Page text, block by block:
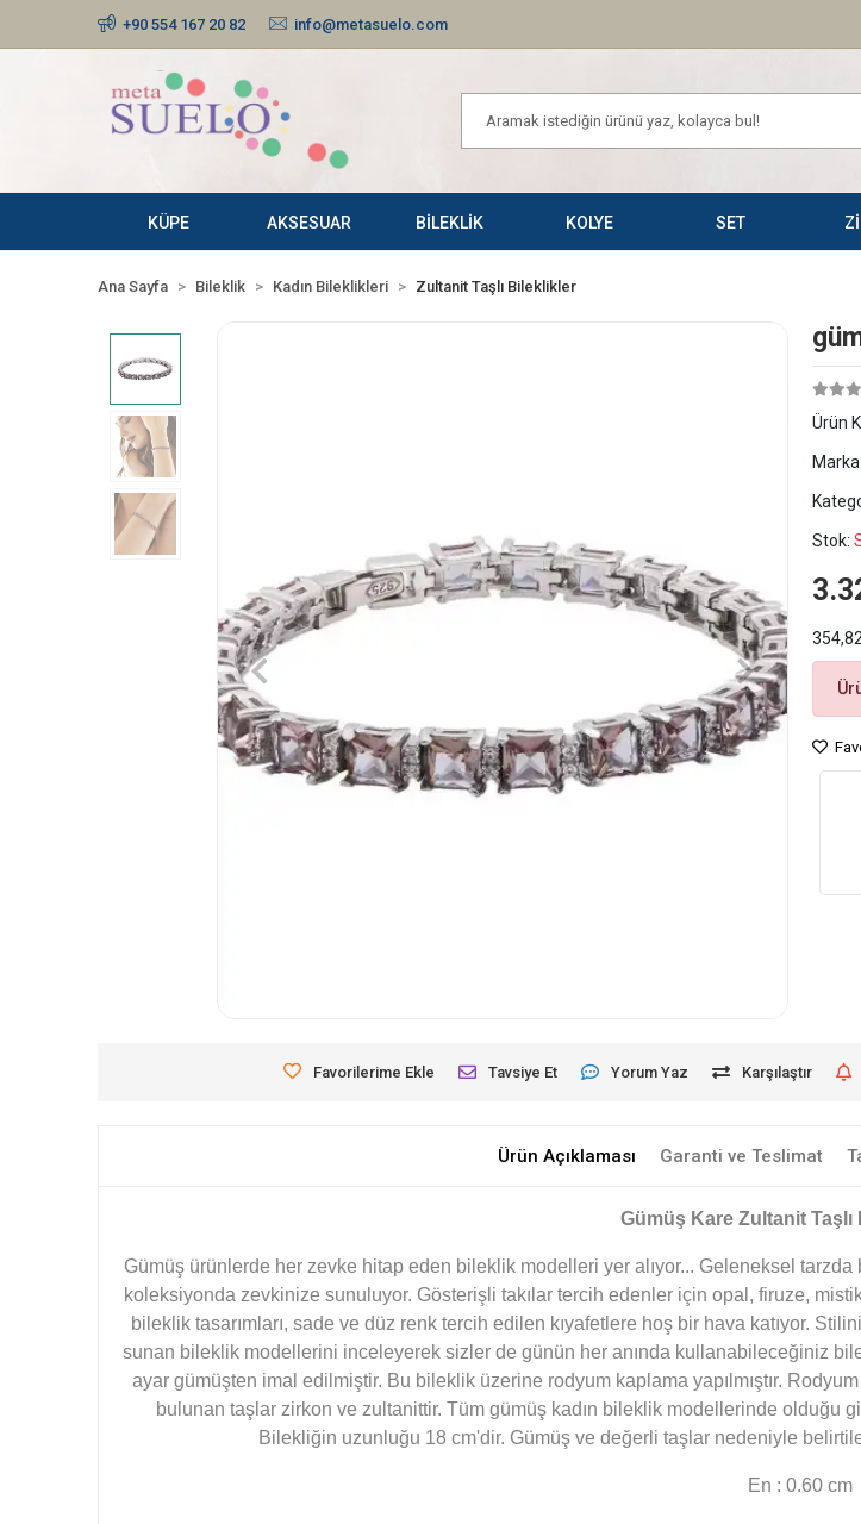
+90 554 167 20 82 info@metasuelo.com
KÜPE AKSESUAR BİLEKLİK KOLYE SET
Ana Sayfa Bileklik Kadın Bileklikleri Zultanit Taşlı Bileklikler
Ürün
Marka:
Stok:
Favorilerime Ekle Tavsiye Et Yorum Yaz Karşılaştır
Ürün Açıklaması Garanti ve Teslimat
Gümüş Kare Zultanit Taşlı
Gümüş ürünlerde her zevke hitap eden bileklik modelleri yer alıyor... Geleneksel
koleksiyonda zevkinize sunuluyor. Gösterişli takılar tercih edenler için opal, firuze,
bileklik tasarımları, sade ve düz renk tercih edilen kıyafetlere hoş bir hava katıyor.
sunan bileklik modellerini inceleyerek sizler de günün her anında kullanabileceğiniz
ayar gümüşten imal edilmiştir. Bu bileklik üzerine rodyum kaplama yapılmıştır.
bulunan taşlar zirkon ve zultanittir. Tüm gümüş kadın bileklik modellerinde olduğu
Bilekliğin uzunluğu 18 cm'dir. Gümüş ve değerli taşlar nedeniyle
En : 0.60 cm